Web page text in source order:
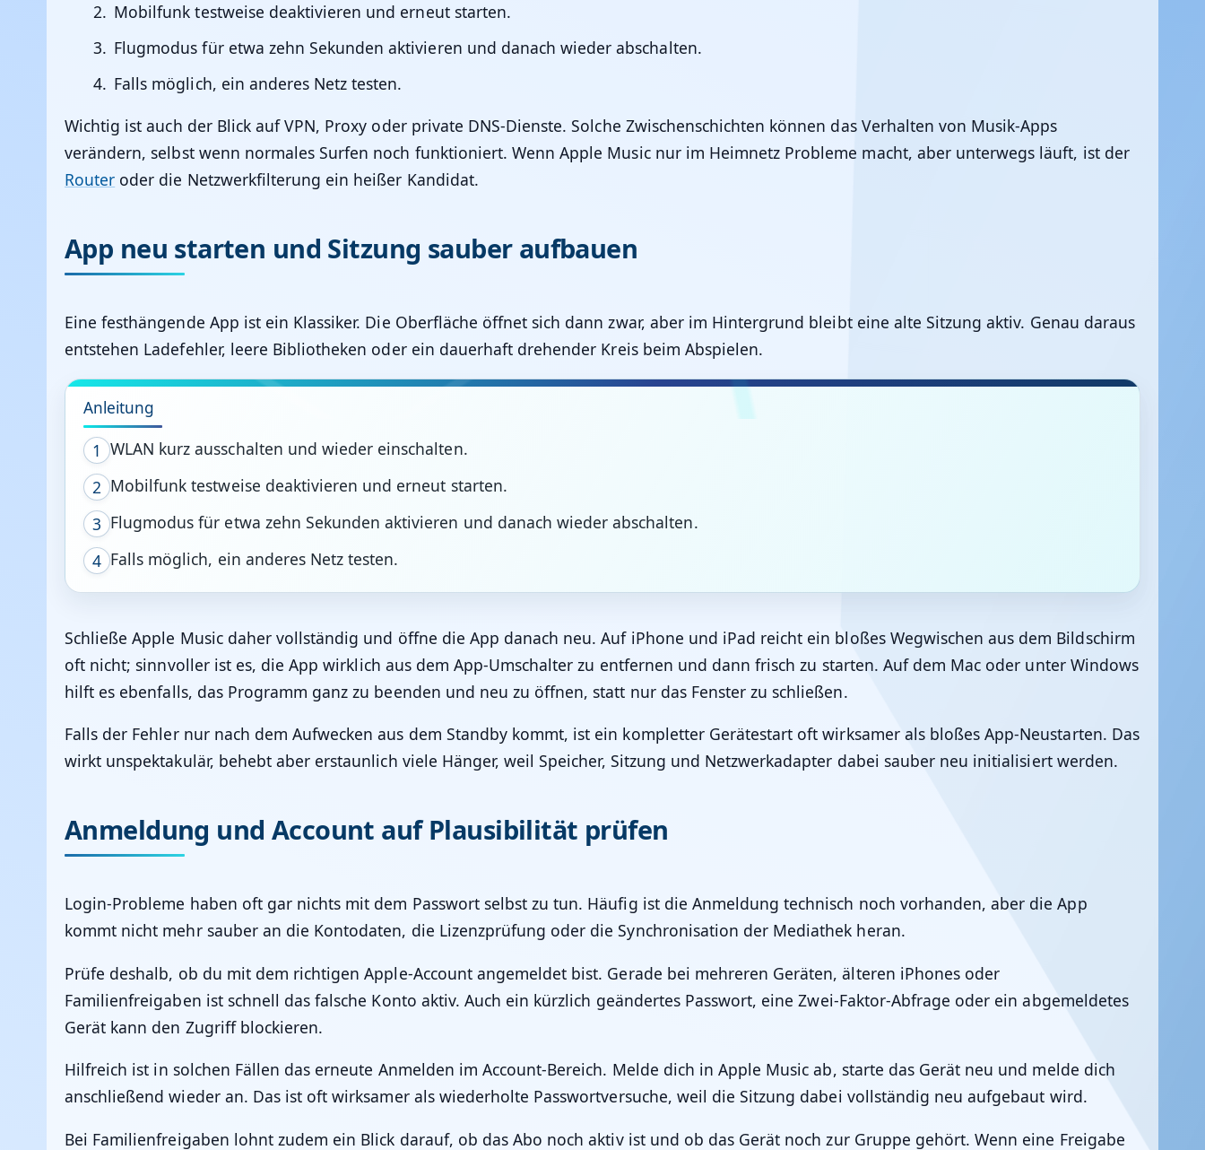
Mobilfunk testweise deaktivieren und erneut starten.
Flugmodus für etwa zehn Sekunden aktivieren und danach wieder abschalten.
Falls möglich, ein anderes Netz testen.
Wichtig ist auch der Blick auf VPN, Proxy oder private DNS-Dienste. Solche Zwischenschichten können das Verhalten von Musik-Apps
verändern, selbst wenn normales Surfen noch funktioniert. Wenn Apple Music nur im Heimnetz Probleme macht, aber unterwegs läuft, ist der
Router oder die Netzwerkfilterung ein heißer Kandidat.
App neu starten und Sitzung sauber aufbauen
Eine festhängende App ist ein Klassiker. Die Oberfläche öffnet sich dann zwar, aber im Hintergrund bleibt eine alte Sitzung aktiv. Genau daraus
entstehen Ladefehler, leere Bibliotheken oder ein dauerhaft drehender Kreis beim Abspielen.
Anleitung
1 WLAN kurz ausschalten und wieder einschalten.
2 Mobilfunk testweise deaktivieren und erneut starten.
3 Flugmodus für etwa zehn Sekunden aktivieren und danach wieder abschalten.
4 Falls möglich, ein anderes Netz testen.
Schließe Apple Music daher vollständig und öffne die App danach neu. Auf iPhone und iPad reicht ein bloßes Wegwischen aus dem Bildschirm
oft nicht; sinnvoller ist es, die App wirklich aus dem App-Umschalter zu entfernen und dann frisch zu starten. Auf dem Mac oder unter Windows
hilft es ebenfalls, das Programm ganz zu beenden und neu zu öffnen, statt nur das Fenster zu schließen.
Falls der Fehler nur nach dem Aufwecken aus dem Standby kommt, ist ein kompletter Gerätestart oft wirksamer als bloßes App-Neustarten. Das
wirkt unspektakulär, behebt aber erstaunlich viele Hänger, weil Speicher, Sitzung und Netzwerkadapter dabei sauber neu initialisiert werden.
Anmeldung und Account auf Plausibilität prüfen
Login-Probleme haben oft gar nichts mit dem Passwort selbst zu tun. Häufig ist die Anmeldung technisch noch vorhanden, aber die App
kommt nicht mehr sauber an die Kontodaten, die Lizenzprüfung oder die Synchronisation der Mediathek heran.
Prüfe deshalb, ob du mit dem richtigen Apple-Account angemeldet bist. Gerade bei mehreren Geräten, älteren iPhones oder
Familienfreigaben ist schnell das falsche Konto aktiv. Auch ein kürzlich geändertes Passwort, eine Zwei-Faktor-Abfrage oder ein abgemeldetes
Gerät kann den Zugriff blockieren.
Hilfreich ist in solchen Fällen das erneute Anmelden im Account-Bereich. Melde dich in Apple Music ab, starte das Gerät neu und melde dich
anschließend wieder an. Das ist oft wirksamer als wiederholte Passwortversuche, weil die Sitzung dabei vollständig neu aufgebaut wird.
Bei Familienfreigaben lohnt zudem ein Blick darauf, ob das Abo noch aktiv ist und ob das Gerät noch zur Gruppe gehört. Wenn eine Freigabe